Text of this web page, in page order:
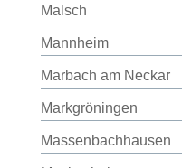
Malsch
Mannheim
Marbach am Neckar
Markgröningen
Massenbachhausen